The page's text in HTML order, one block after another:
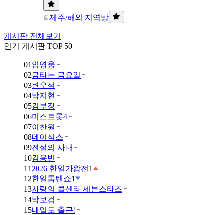
제주/해외 지역방
게시판 전체보기
인기 게시판 TOP 50
01 임영웅
02금타는 금요일
03변우석
04박지현
05김부장
06미스트롯4
07이찬원
08데이식스
09전설의 사내
10김용빈
11 2026 한일가왕전 1
12한일톱텐쇼1
13사랑의 콜센타 세븐스타즈
14박보검
15내일도 출근!